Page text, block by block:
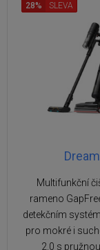
Multifunkční
rameno
detekčním
pro mokré i
2.0 s
28% SLEVA